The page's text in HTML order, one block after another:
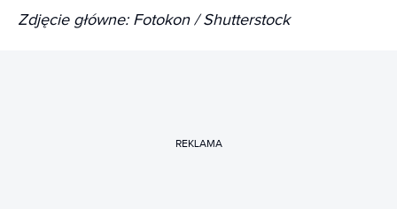
Zdjęcie główne: Fotokon / Shutterstock
REKLAMA